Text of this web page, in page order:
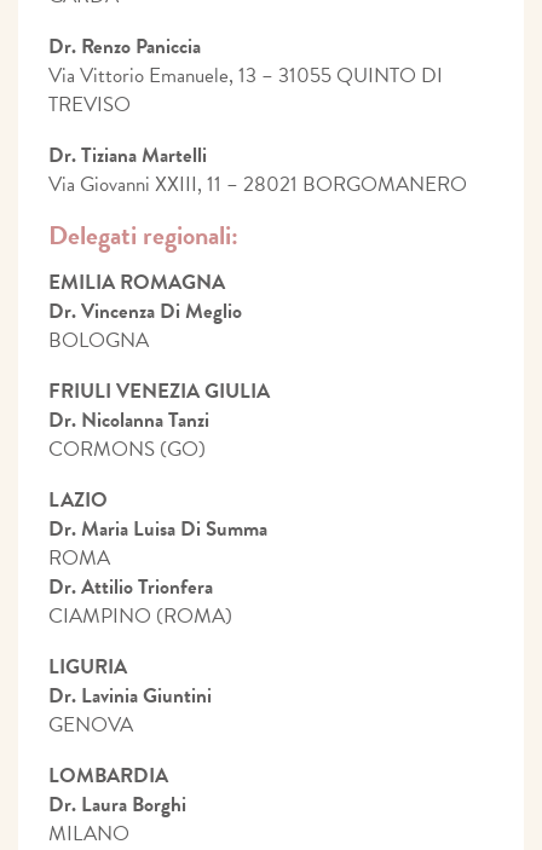
Dr. Renzo Paniccia
Via Vittorio Emanuele, 13 – 31055 QUINTO DI
TREVISO
Dr. Tiziana Martelli
Via Giovanni XXIII, 11 – 28021 BORGOMANERO
Delegati regionali:
EMILIA ROMAGNA
Dr. Vincenza Di Meglio
BOLOGNA
FRIULI VENEZIA GIULIA
Dr. Nicolanna Tanzi
CORMONS (GO)
LAZIO
Dr. Maria Luisa Di Summa
ROMA
Dr. Attilio Trionfera
CIAMPINO (ROMA)
LIGURIA
Dr. Lavinia Giuntini
GENOVA
LOMBARDIA
Dr. Laura Borghi
MILANO